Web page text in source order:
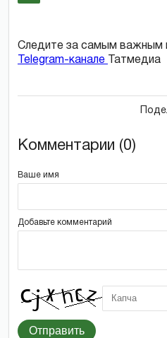
Следите за самым важным
Telegram-канале
Татмедиа
Комментарии (0)
Ваше имя
Добавьте комментарий
Отправить